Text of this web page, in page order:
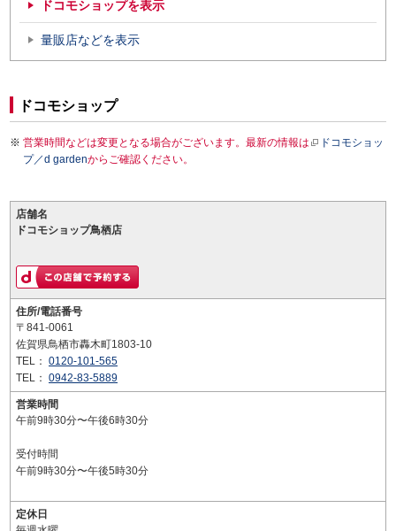
ドコモショップを表示
量販店などを表示
ドコモショップ
営業時間などは変更となる場合がございます。最新の情報は
ドコモショッ
プ／d gardenからご確認ください。
店舗名
ドコモショップ鳥栖店
住所/電話番号
〒841-0061
佐賀県鳥栖市轟木町1803-10
TEL： 0120-101-565
TEL： 0942-83-5889
営業時間
午前9時30分〜午後6時30分
受付時間
午前9時30分〜午後5時30分
定休日